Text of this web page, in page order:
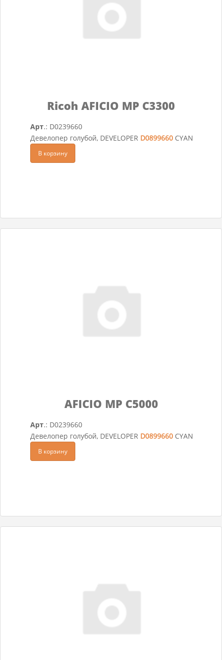
Ricoh AFICIO MP C3300
Арт.: D0239660
Девелопер голубой, DEVELOPER D0899660 CYAN
В корзину
AFICIO MP C5000
Арт.: D0239660
Девелопер голубой, DEVELOPER D0899660 CYAN
В корзину